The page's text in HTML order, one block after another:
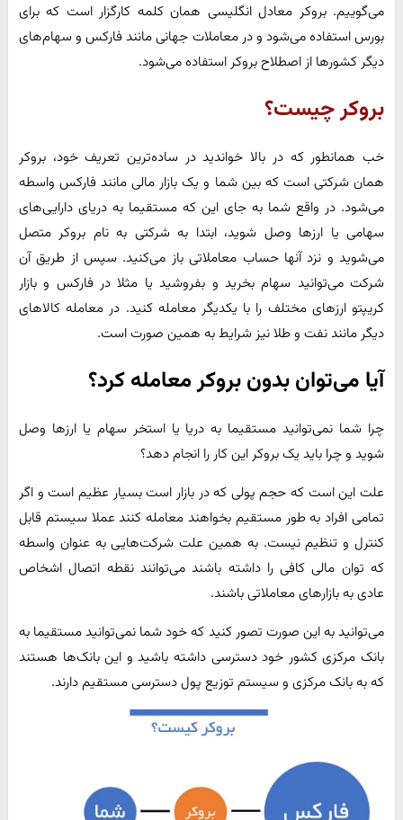
می‌گوییم. بروکر معادل انگلیسی همان کلمه کارگزار است که برای
بورس استفاده می‌شود و در معاملات جهانی مانند فارکس و سهام‌های
دیگر کشورها از اصطلاح بروکر استفاده می‌شود.
بروکر چیست؟
خب همانطور که در بالا خواندید در ساده‌ترین تعریف خود، بروکر
همان شرکتی است که بین شما و یک بازار مالی مانند فارکس واسطه
می‌شود. در واقع شما به جای این که مستقیما به دریای دارایی‌های
سهامی یا ارزها وصل شوید، ابتدا به شرکتی به نام بروکر متصل
می‌شوید و نزد آنها حساب معاملاتی باز می‌کنید. سپس از طریق آن
شرکت می‌توانید سهام بخرید و بفروشید یا مثلا در فارکس و بازار
کریپتو ارزهای مختلف را با یکدیگر معامله کنید. در معامله کالاهای
دیگر مانند نفت و طلا نیز شرایط به همین صورت است.
آیا می‌توان بدون بروکر معامله کرد؟
چرا شما نمی‌توانید مستقیما به دریا یا استخر سهام یا ارزها وصل
شوید و چرا باید یک بروکر این کار را انجام دهد؟
علت این است که حجم پولی که در بازار است بسیار عظیم است و اگر
تمامی افراد به طور مستقیم بخواهند معامله کنند عملا سیستم قابل
کنترل و تنظیم نیست. به همین علت شرکت‌هایی به عنوان واسطه
که توان مالی کافی را داشته باشند می‌توانند نقطه اتصال اشخاص
عادی به بازارهای معاملاتی باشند.
می‌توانید به این صورت تصور کنید که خود شما نمی‌توانید مستقیما به
بانک مرکزی کشور خود دسترسی داشته باشید و این بانک‌ها هستند
که به بانک مرکزی و سیستم توزیع پول دسترسی مستقیم دارند.